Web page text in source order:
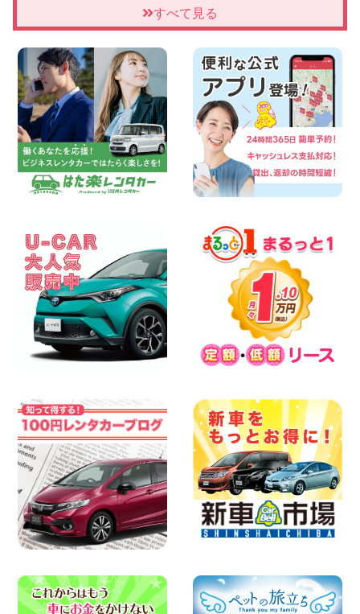
「お得」お盆限定特別料金!! 兵庫県 神戸
西区枝吉店
2026年08月08日
お盆シーズン空きあり!!100円レンタカー
兵庫駅前店はミニバンも安い!! 兵庫県 兵
庫駅前店
100円レンタカー 兵庫駅前
2026年08月08日
人気の『 軽 トラック 』 ご予約はお早め
に♪ 広島県 ベイシティ宇品店
100円レンタカー ベイシティ宇品
2026年08月08日
100円レンタカー 四日市インター
2026年08月08日
横浜弥生台店限定!!夏季特別キャンペーン
のお知らせ!! 神奈川県 横浜弥生台店
100円レンタカー 横浜弥生台
2026年08月08日
2026三河安城店お盆休みご連絡 愛知県
三河安城店
100円レンタカー 三河安城
2026年08月08日
戸店
100円レンタカー 杉戸
2026年08月07日
佐渡でのドライブは安全第一!交通事故に
ご注意ください 新潟県 佐渡空港店
100円レンタカー 佐渡空港
2026年08月07日
楽しい佐渡旅行を守るために!安全運転の
お願い 新潟県 両津店
100円レンタカー 両津
日産セレナが新入荷!!中川かの里店!! 愛知
県 中川かの里店
100円レンタカー 中川かの里
2026年08月07日
すべて見る